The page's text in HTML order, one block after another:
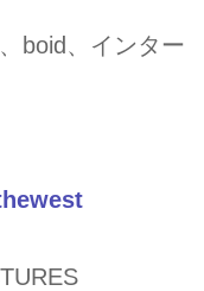
boid、インター